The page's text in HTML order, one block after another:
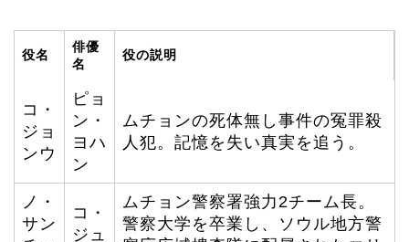
役名
俳優
名
役の説明
コ・
ジョ
ンウ
ピョ
ン・
ヨハ
ン
ムチョンの死体無し事件の冤罪殺
人犯。記憶を失い真実を追う。
ノ・
サン
コ・
ジュ
ムチョン警察署強力2チーム長。
警察大学を卒業し、ソウル地方警